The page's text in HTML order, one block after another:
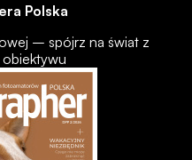
Polska
– spójrz na świat z